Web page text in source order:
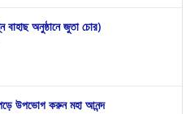
বাহাছ অনুষ্ঠানে জুতা চোর)
পড়ে উপভোগ করুন মহা আনন্দ